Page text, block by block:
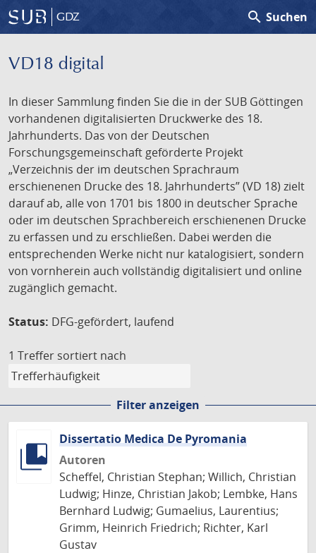
GDZ search Suchen
VD18 digital
In dieser Sammlung finden Sie die in der SUB Göttingen
vorhandenen digitalisierten Druckwerke des 18.
Jahrhunderts. Das von der Deutschen
Forschungsgemeinschaft geförderte Projekt
„Verzeichnis der im deutschen Sprachraum
erschienenen Drucke des 18. Jahrhunderts” (VD 18) zielt
darauf ab, alle von 1701 bis 1800 in deutscher Sprache
oder im deutschen Sprachbereich erschienenen Drucke
zu erfassen und zu erschließen. Dabei werden die
entsprechenden Werke nicht nur katalogisiert, sondern
von vornherein auch vollständig digitalisiert und online
zugänglich gemacht.
Status: DFG-gefördert, laufend
1 Treffer sortiert nach
Filter anzeigen
Dissertatio Medica De Pyromania
Autoren
Scheffel, Christian Stephan; Willich, Christian
Ludwig; Hinze, Christian Jakob; Lembke, Hans
Bernhard Ludwig; Gumaelius, Laurentius;
Grimm, Heinrich Friedrich; Richter, Karl
Gustav